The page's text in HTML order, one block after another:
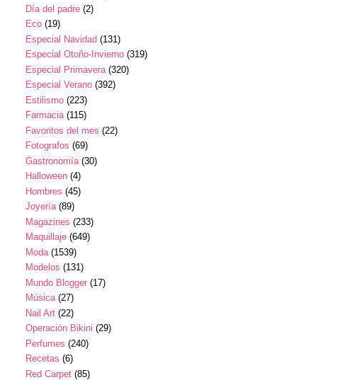
Día del padre (2)
Eco (19)
Especial Navidad (131)
Especial Otoño-Invierno (319)
Especial Primavera (320)
Especial Verano (392)
Estilismo (223)
Farmacia (115)
Favoritos del mes (22)
Fotografos (69)
Gastronomía (30)
Halloween (4)
Hombres (45)
Joyería (89)
Magazines (233)
Maquillaje (649)
Moda (1539)
Modelos (131)
Mundo Blogger (17)
Música (27)
Nail Art (22)
Operación Bikini (29)
Perfumes (240)
Recetas (6)
Red Carpet (85)